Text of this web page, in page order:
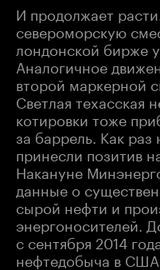
И продолжает
североморскую
лондонской бирже
Аналогичное
второй маркерной
Светлая техасская
котировки тоже
за баррель. Как
принесли позитив
Накануне
данные о
сырой нефти и
энергоносителей.
с сентября 2014
нефтедобыча в США.